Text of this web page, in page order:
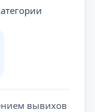
вывихов